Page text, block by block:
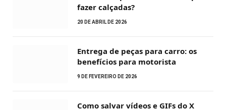
fazer calçadas?
20 DE ABRIL DE 2026
Entrega de peças para carro: os
benefícios para motorista
9 DE FEVEREIRO DE 2026
Como salvar vídeos e GIFs do X